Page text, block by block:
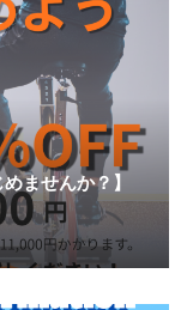
ませんか？】